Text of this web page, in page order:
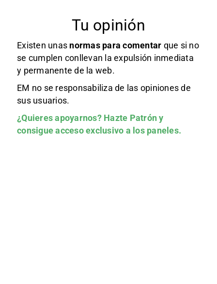
Tu opinión
Existen unas normas para comentar que si no
se cumplen conllevan la expulsión inmediata
y permanente de la web.
EM no se responsabiliza de las opiniones de
sus usuarios.
¿Quieres apoyarnos? Hazte Patróny
consigue acceso exclusivo a los paneles.